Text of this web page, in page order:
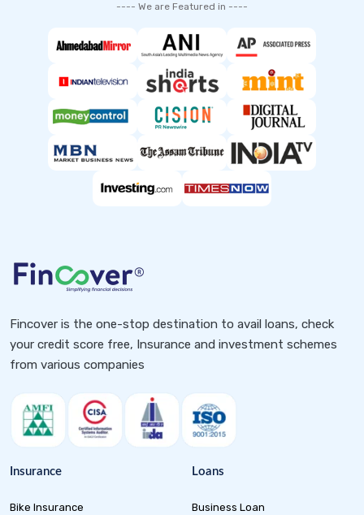
---- We are Featured in ----
Fincover is the one-stop destination to avail loans, check
your credit score free, Insurance and investment schemes
from various companies
Insurance
Bike Insurance
Loans
Business Loan